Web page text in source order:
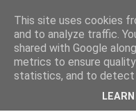
This site uses cookies
and to analyze traffic.
shared with Google
metrics to ensure
statistics, and to detect